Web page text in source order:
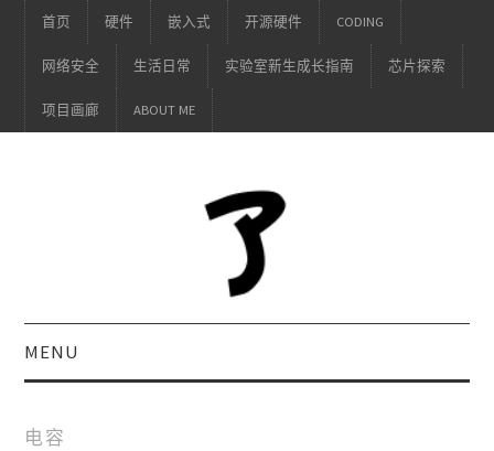
首页 硬件 嵌入式 开源硬件 CODING
网络安全 生活日常 实验室新生成长指南 芯片探索
项目画廊 ABOUT ME
MENU
电容